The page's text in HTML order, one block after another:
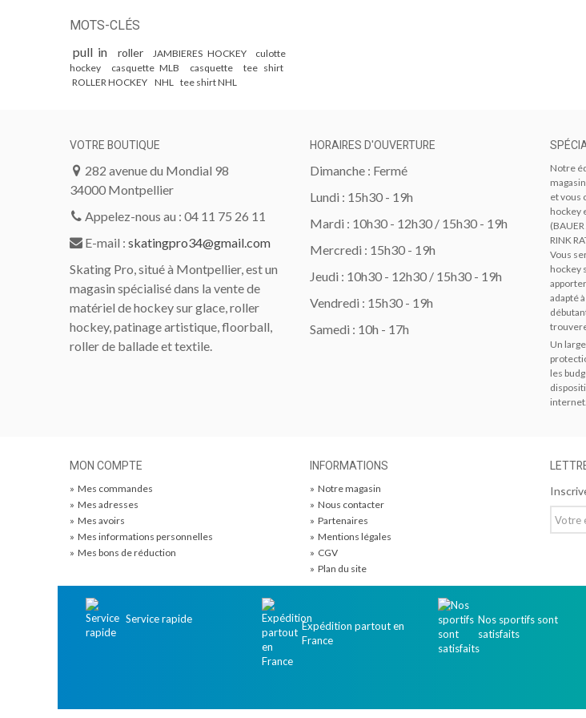
MOTS-CLÉS
pull in
roller JAMBIERES HOCKEY
culotte
hockey
casquette MLB casquette
tee shirt
ROLLER HOCKEY NHL tee shirt NHL
VOTRE BOUTIQUE
282 avenue du Mondial 98
34000 Montpellier
Appelez-nous au : 04 11 75 26 11
E-mail : skatingpro34@gmail.com
Skating Pro, situé à Montpellier, est un
magasin spécialisé dans la vente de
matériel de hockey sur glace, roller
hockey, patinage artistique, floorball,
roller de ballade et textile.
HORAIRES D'OUVERTURE
Dimanche : Fermé
Lundi : 15h30 - 19h
Mardi : 10h30 - 12h30 / 15h30 - 19h
Mercredi : 15h30 - 19h
Jeudi : 10h30 - 12h30 / 15h30 - 19h
Vendredi : 15h30 - 19h
Samedi : 10h - 17h
Notre
et vous
hockey
RINK
Vous
hockey
adapté
Un
les
internet.
MON COMPTE
» Mes commandes
» Mes adresses
» Mes avoirs
» Mes informations personnelles
» Mes bons de réduction
INFORMATIONS
» Notre magasin
» Nous contacter
» Partenaires
» Mentions légales
» CGV
» Plan du site
Service rapide
Expédition partout en
France
Nos sportifs sont
satisfaits